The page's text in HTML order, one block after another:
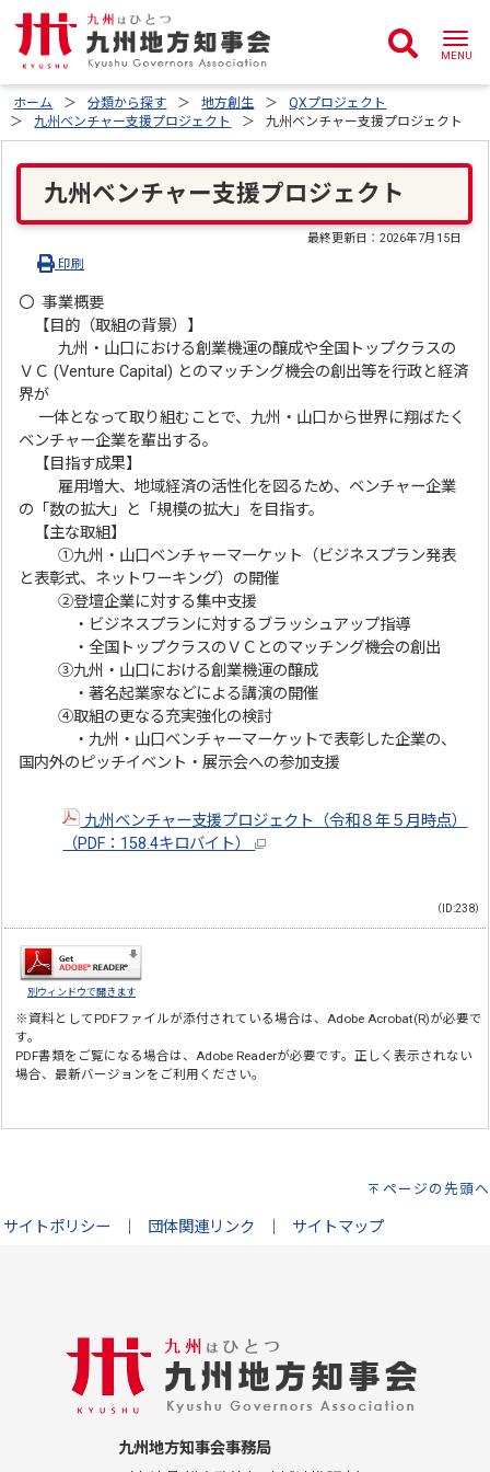
ホーム 分類から探す 地方創生
QXプロジェクト
九州ベンチャー支援プロジェクト
九州ベンチャー支援プロジェクト
九州ベンチャー支援プロジェクト
最終更新日：2026年7月15日
印刷
〇 事業概要
【目的（取組の背景）】
九州・山口における創業機運の醸成や全国トップクラスの
ＶＣ (Venture Capital) とのマッチング機会の創出等を行政と経済
界が
一体となって取り組むことで、九州・山口から世界に翔ばたく
ベンチャー企業を輩出する。
【目指す成果】
雇用増大、地域経済の活性化を図るため、ベンチャー企業
の「数の拡大」と「規模の拡大」を目指す。
【主な取組】
①九州・山口ベンチャーマーケット（ビジネスプラン発表
と表彰式、ネットワーキング）の開催
②登壇企業に対する集中支援
・ビジネスプランに対するブラッシュアップ指導
・全国トップクラスのＶＣとのマッチング機会の創出
③九州・山口における創業機運の醸成
・著名起業家などによる講演の開催
④取組の更なる充実強化の検討
・九州・山口ベンチャーマーケットで表彰した企業の、
国内外のピッチイベント・展示会への参加支援
九州ベンチャー支援プロジェクト（令和８年５月時点）
（PDF：158.4キロバイト）
（ID:238）
別ウィンドウで開きます
※資料としてPDFファイルが添付されている場合は、Adobe Acrobat(R)が必要で
す。
PDF書類をご覧になる場合は、Adobe Readerが必要です。正しく表示されない
場合、最新バージョンをご利用ください。
ページの先頭へ
サイトポリシー 団体関連リンク サイトマップ
九州地方知事会事務局